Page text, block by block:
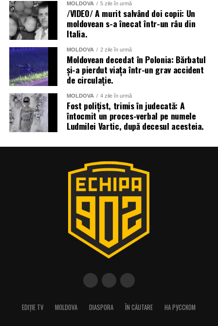
MOLDOVA 5 zile în urmă
/VIDEO/ A murit salvând doi copii: Un
moldovean s-a înecat într-un râu din
Italia.
MOLDOVA 2 zile în urmă
Moldovean decedat în Polonia: Bărbatul
și-a pierdut viața într-un grav accident
de circulație.
MOLDOVA 4 zile în urmă
Fost polițist, trimis în judecată: A
întocmit un proces-verbal pe numele
Ludmilei Vartic, după decesul acesteia.
EDIȚIE TV MOLDOVA DIASPORA ÎN CĂUTARE НА РУССКОМ